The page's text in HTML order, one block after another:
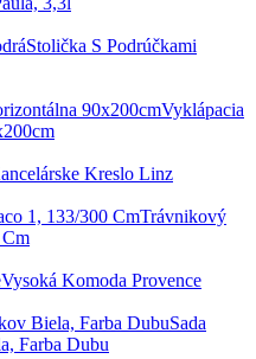
Stolička S Podrúčkami
Vyklápacia
Kreslo Linz
Trávnikový
Vysoká Komoda Provence
Sada
Farba Dubu